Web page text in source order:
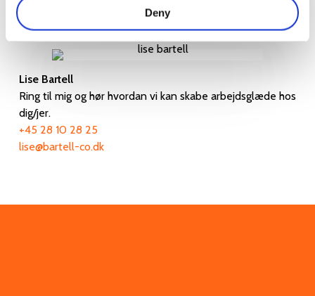
Deny
Kontakt mig
Lise Bartell
Ring til mig og hør hvordan vi kan skabe arbejdsglæde hos
dig/jer.
+45 28 10 28 25
lise@bartell-co.dk